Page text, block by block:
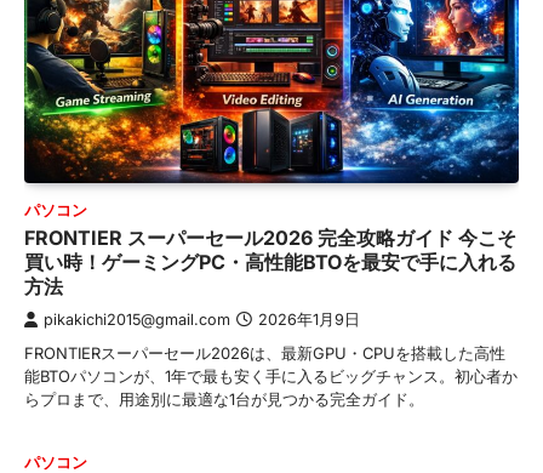
パソコン
FRONTIER スーパーセール2026 完全攻略ガイド 今こそ
買い時！ゲーミングPC・高性能BTOを最安で手に入れる
方法
pikakichi2015@gmail.com 2026年1月9日
FRONTIERスーパーセール2026は、最新GPU・CPUを搭載した高性
能BTOパソコンが、1年で最も安く手に入るビッグチャンス。初心者か
らプロまで、用途別に最適な1台が見つかる完全ガイド。
パソコン